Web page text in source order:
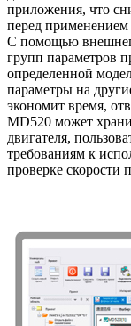
приложения, что
перед применением
С помощью
групп параметров
определенной
параметры на
экономит время,
MD520 может
двигателя,
требованиям к
проверке скорости